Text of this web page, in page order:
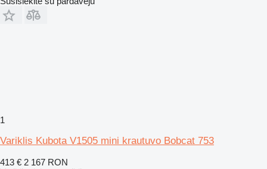
1
Variklis Kubota V1505 mini krautuvo Bobcat 753
413 € 2 167 RON